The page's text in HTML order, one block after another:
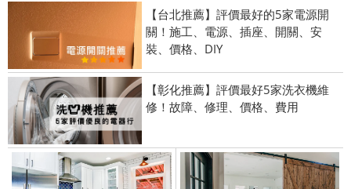
【台北推薦】評價最好的5家電源開
關！施工、電源、插座、開關、安
裝、價格、DIY
【彰化推薦】評價最好5家洗衣機維
修！故障、修理、價格、費用